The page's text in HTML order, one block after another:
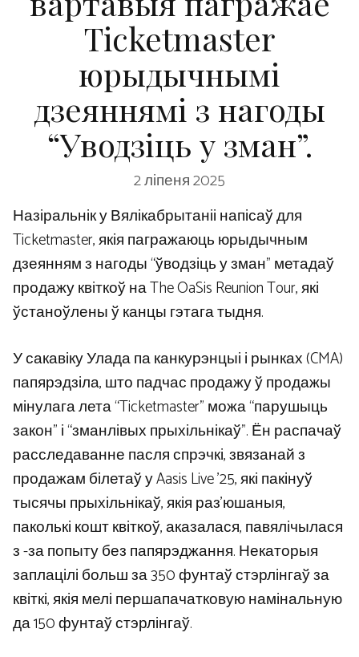
Ticketmaster
юрыдычнымі
дзеяннямі з нагоды
“Уводзіць у зман”.
2 ліпеня 2025
Назіральнік у Вялікабрытаніі напісаў для
Ticketmaster, якія пагражаюць юрыдычным
дзеянням з нагоды “ўводзіць у зман” метадаў
продажу квіткоў на The OaSis Reunion Tour, які
ўстаноўлены ў канцы гэтага тыдня.
У сакавіку Улада па канкурэнцыі і рынках (CMA)
папярэдзіла, што падчас продажу ў продажы
мінулага лета “Ticketmaster” можа “парушыць
закон” і “зманлівых прыхільнікаў”. Ён распачаў
расследаванне пасля спрэчкі, звязанай з
продажам білетаў у Aasis Live ’25, які пакінуў
тысячы прыхільнікаў, якія раз’юшаныя,
паколькі кошт квіткоў, аказалася, павялічылася
з -за попыту без папярэджання. Некаторыя
заплацілі больш за 350 фунтаў стэрлінгаў за
квіткі, якія мелі першапачатковую намінальную
да 150 фунтаў стэрлінгаў.